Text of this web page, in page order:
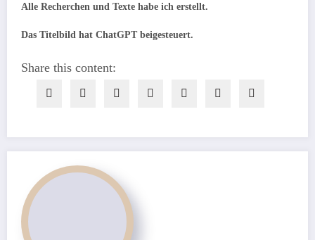
Alle Recherchen und Texte habe ich erstellt.
Das Titelbild hat ChatGPT beigesteuert.
Share this content: